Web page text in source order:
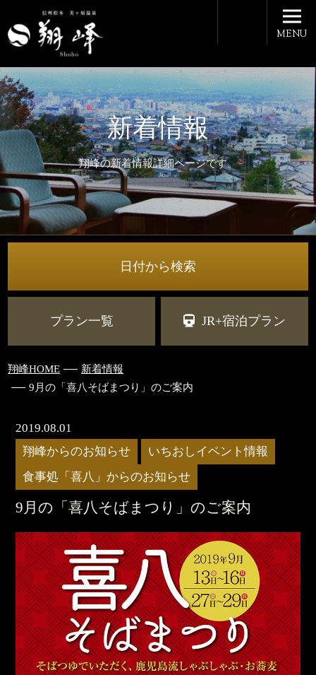
新着情報
翔峰の新着情報詳細ページです。
MENU
日付から検索
プラン一覧 JR+宿泊プラン
翔峰HOME
新着情報
9月の「喜八そばまつり」のご案内
2019.08.01
翔峰からのお知らせ
いちおしイベント情報
食事処「喜八」からのお知らせ
9月の「喜八そばまつり」のご案内